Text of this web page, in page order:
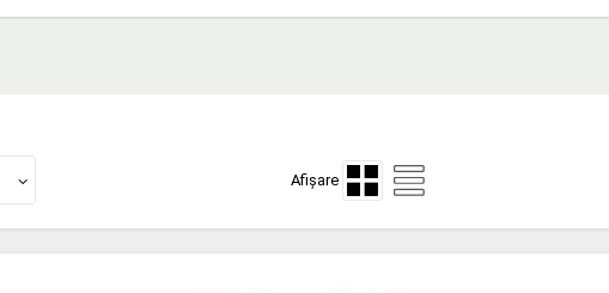
Afișare